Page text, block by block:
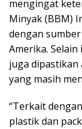
mengingat
Minyak (BBM)
dengan
Amerika.
juga dipastikan
yang masih
“Terkait
plastik dan